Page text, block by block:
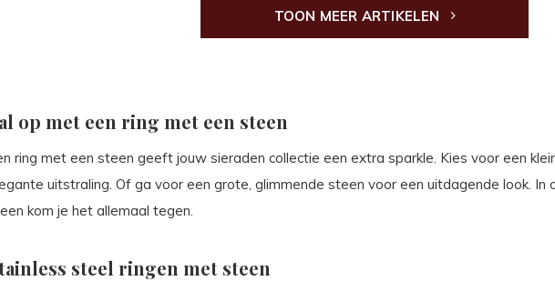
TOON MEER ARTIKELEN
op met een ring met een steen
ring met een steen geeft jouw sieraden collectie een extra sparkle. Kies voor een
uitstraling. Of ga voor een grote, glimmende steen voor een uitdagende look. In
kom je het allemaal tegen.
steel ringen met steen